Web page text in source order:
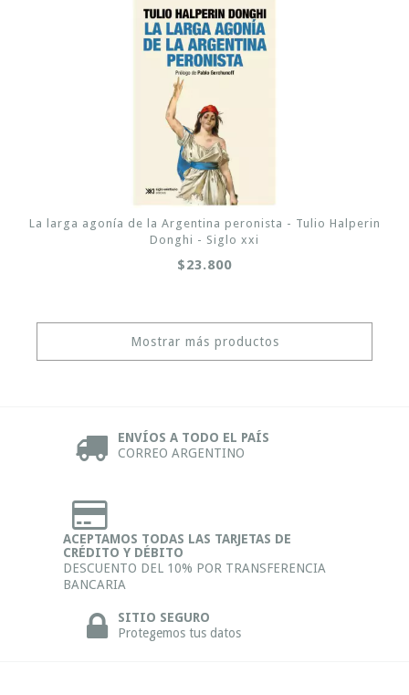
La larga agonía de la Argentina peronista - Tulio Halperin
Donghi - Siglo xxi
$23.800
Mostrar más productos
ENVÍOS A TODO EL PAÍS
CORREO ARGENTINO
ACEPTAMOS TODAS LAS TARJETAS DE
CRÉDITO Y DÉBITO
DESCUENTO DEL 10% POR TRANSFERENCIA
BANCARIA
SITIO SEGURO
Protegemos tus datos